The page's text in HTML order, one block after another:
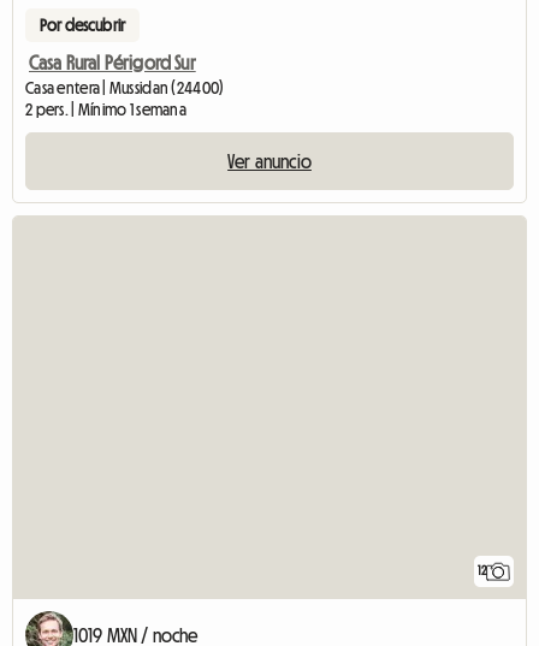
Por descubrir
Casa Rural Périgord Sur
Casa entera | Mussidan (24400)
2 pers. | Mínimo 1 semana
Ver anuncio
12
1019 MXN / noche